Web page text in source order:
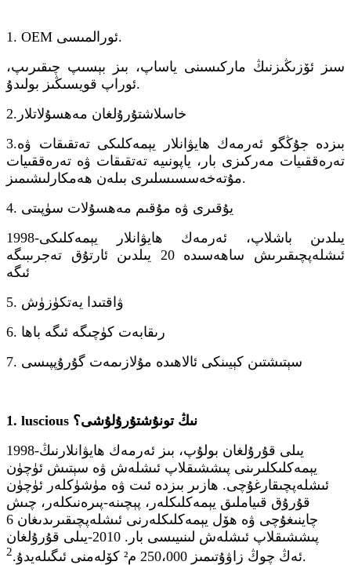
1. OEM ئورالمىسى.
سىز ئۆزىڭىزنىڭ ماركىسىنى ياساپ، بىز بېسىپ چىقىرىپ،
ئوراپ قويسىڭىز بولىدۇ.
2. خاسلاشتۇرۇلغان مەھسۇلاتلار
3.بىزدە جۇڭگو ئەرمەك ھايۋانلار يېمەكلىكى تەتقىقات ۋە
تەرەققىيات مەركىزى بار، ياپونىيە تەتقىقات ۋە تەرەققىيات
مۇتەخەسسىسلىرى بىلەن ھەمكارلىشىمىز.
4. يۇقىرى ۋە مۇقىم مەھسۇلات سۈپىتى
1998-يىلدىن باشلاپ، ئەرمەك ھايۋانلار يېمەكلىكى
ئىشلەپچىقىرىش ساھەسىدە 20 يىلدىن ئارتۇق تەجرىبىگە
ئىگە
5. ۋاقتىدا يەتكۈزۈش
6. رىقابەت كۈچىگە ئىگە باھا
7. سېتىشتىن كېيىنكى ئالاھىدە مۇلازىمەت گۇرۇپپىسى
1. luscious نىڭ تونۇشتۇرۇلۇشى؟
1998-يىلى قۇرۇلغان بولۇپ، بىز ئەرمەك ھايۋانلارنىڭ
يېمەكلىكلىرىنى پىششىقلاپ ئىشلەش ۋە سېتىش ئۈچۈن
ئىشلەپچىقارغۇچى. ھازىر بىزدە ئىت ۋە مۈشۈكلەر ئۈچۈن
قۇرۇق قىياملىق يېمەكلىكلەر، پېچىنە-پىرەنىكلەر، چىش
چاينىغۇچى ۋە ھۆل يېمەكلىكلەرنى ئىشلەپچىقىرىدىغان 6
پىششىقلاپ ئىشلەش لىنىيىسى بار. 2010-يىلى قۇرۇلغان
ئەڭ چوڭ زاۋۇتىمىز 250،000 م² كۆلەمنى ئىگىلەيدۇ.
2
.